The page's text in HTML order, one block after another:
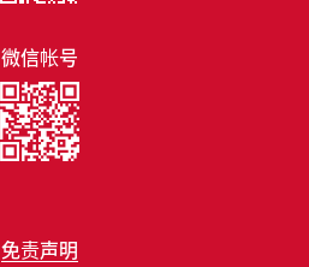
免责声明
微信帐号